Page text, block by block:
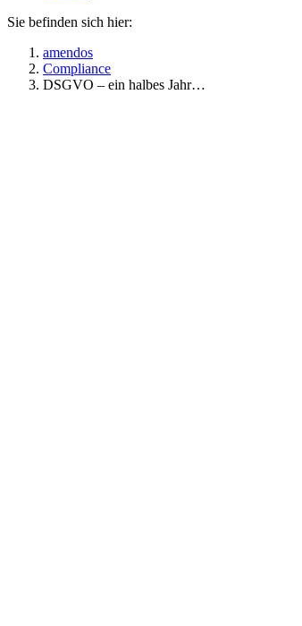
Sie befinden sich hier:
amendos
Compliance
DSGVO – ein halbes Jahr…